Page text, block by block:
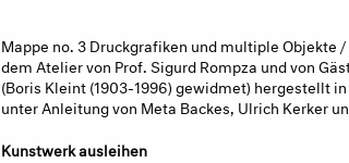
Mappe no. 3 Druckgrafiken und multiple Objekte
dem Atelier von Prof. Sigurd Rompza und von
(Boris Kleint (1903-1996) gewidmet) hergestellt
unter Anleitung von Meta Backes, Ulrich Kerker
Kunstwerk ausleihen